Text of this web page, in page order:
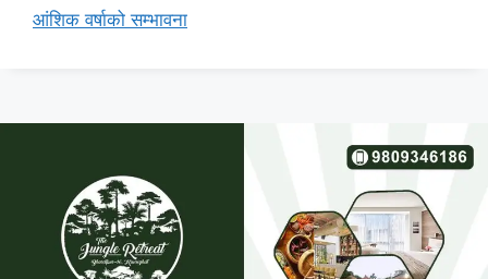
आंशिक वर्षाको सम्भावना